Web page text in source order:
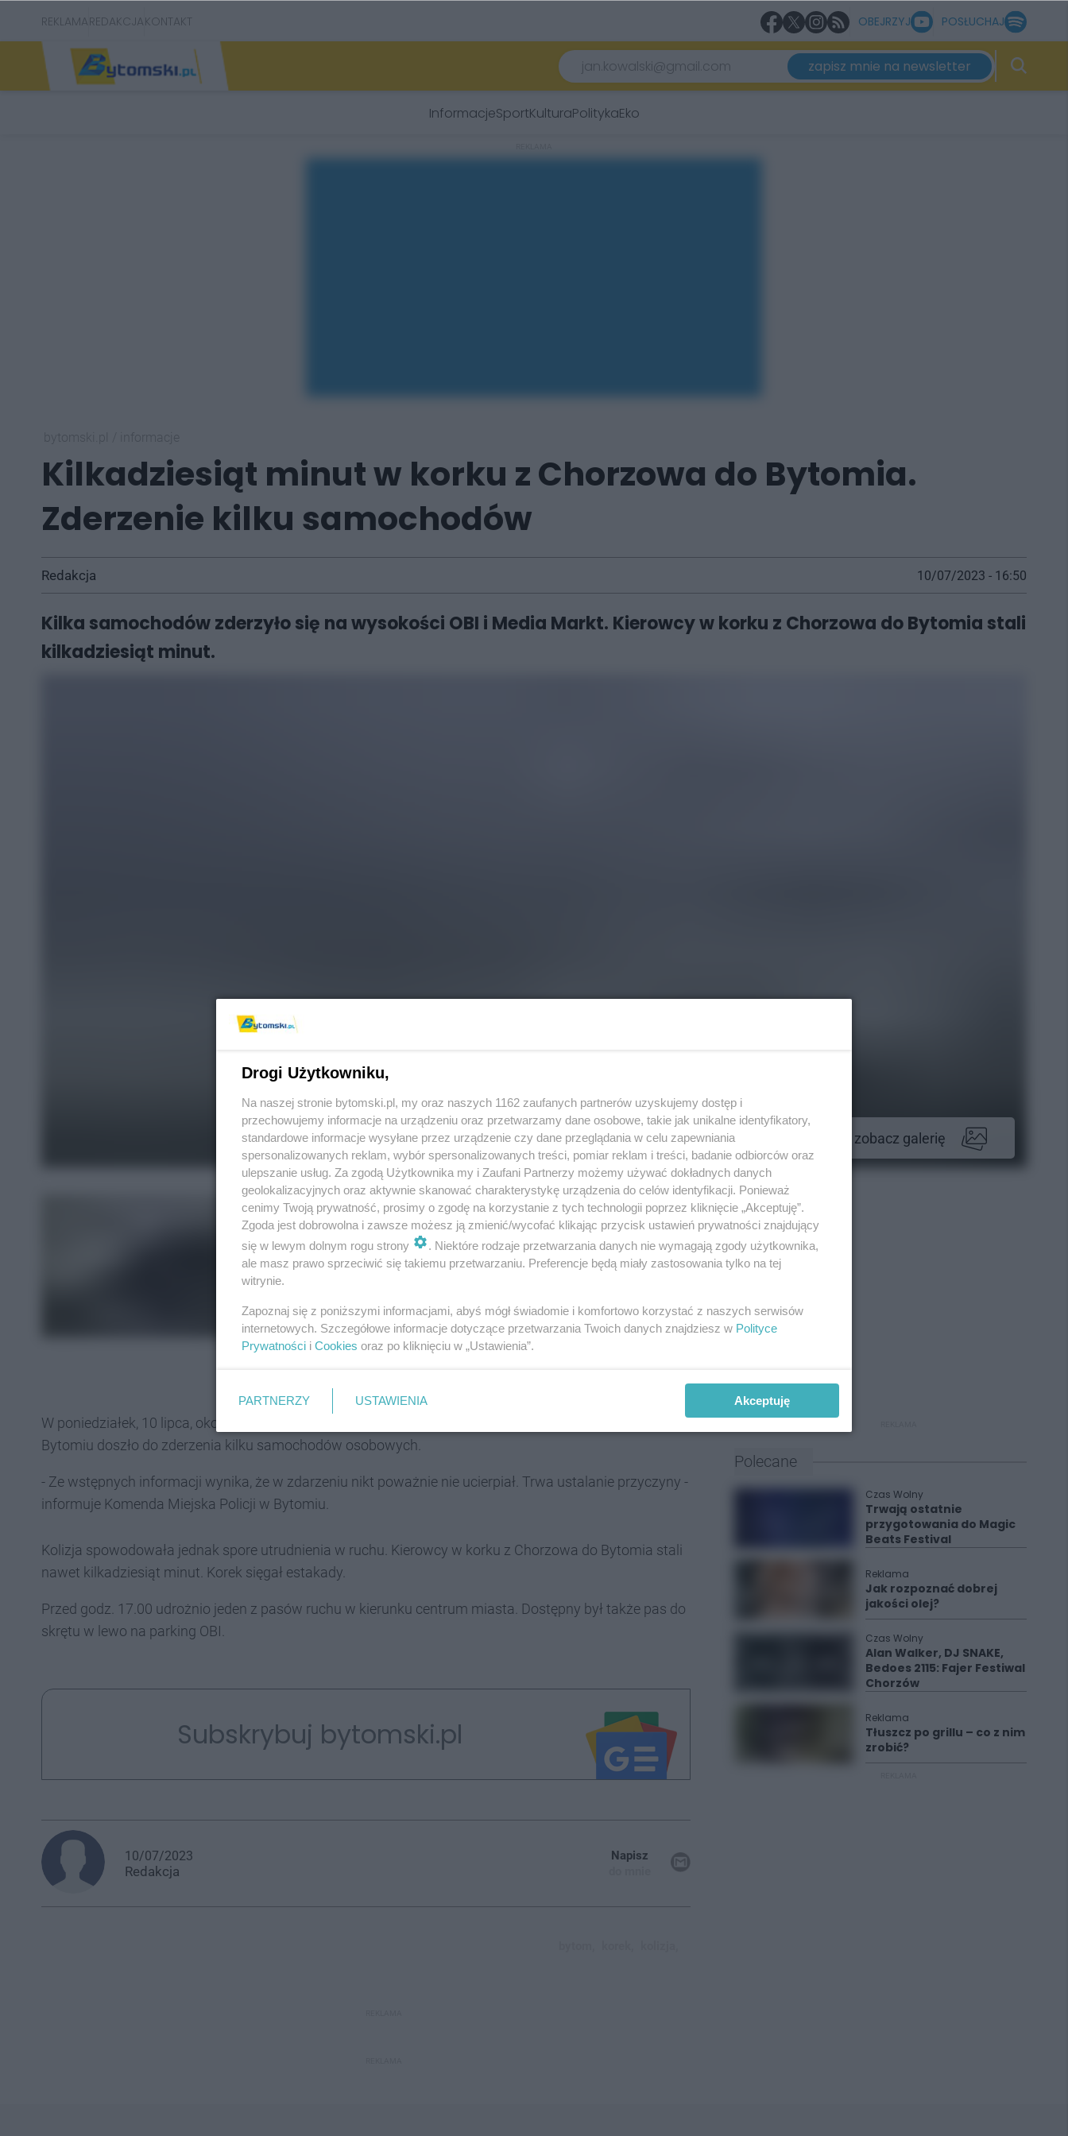
REKLAMAREDAKCJAKONTAKT OBEJRZYJ POSŁUCHAJ
zapisz mnie na newsletter
InformacjeSportKulturaPolitykaEko
Kilkadziesiąt minut w korku z Chorzowa do Bytomia.
Zderzenie kilku samochodów
Redakcja 10/07/2023 - 16:50
Kilka samochodów zderzyło się na wysokości OBI i Media Markt. Kierowcy w korku z Chorzowa do Bytomia stali
kilkadziesiąt minut.
zobacz galerię
W poniedziałek, 10 lipca, około godz. 16.00 na wysokości OBI i Media Markt przy ul. Chorzowskiej w
Bytomiu doszło do zderzenia kilku samochodów osobowych.
- Ze wstępnych informacji wynika, że w zdarzeniu nikt poważnie nie ucierpiał. Trwa ustalanie przyczyny -
informuje Komenda Miejska Policji w Bytomiu.
Kolizja spowodowała jednak spore utrudnienia w ruchu. Kierowcy w korku z Chorzowa do Bytomia stali
nawet kilkadziesiąt minut. Korek sięgał estakady.
Przed godz. 17.00 udrożnio jeden z pasów ruchu w kierunku centrum miasta. Dostępny był także pas do
skrętu w lewo na parking OBI.
Subskrybuj bytomski.pl
10/07/2023
Redakcja
Napisz
Polecane
Czas Wolny
Trwają ostatnie
przygotowania do Magic
Beats Festival
Reklama
Jak rozpoznać dobrej
jakości olej?
Czas Wolny
Alan Walker, DJ SNAKE,
Bedoes 2115: Fajer Festiwal
Chorzów
Reklama
Tłuszcz po grillu – co z nim
zrobić?
Drogi Użytkowniku,
Na naszej stronie bytomski.pl, my oraz naszych 1162 zaufanych partnerów uzyskujemy dostęp i
przechowujemy informacje na urządzeniu oraz przetwarzamy dane osobowe, takie jak unikalne identyfikatory,
standardowe informacje wysyłane przez urządzenie czy dane przeglądania w celu zapewniania
spersonalizowanych reklam, wybór spersonalizowanych treści, pomiar reklam i treści, badanie odbiorców oraz
ulepszanie usług. Za zgodą Użytkownika my i Zaufani Partnerzy możemy używać dokładnych danych
geolokalizacyjnych oraz aktywnie skanować charakterystykę urządzenia do celów identyfikacji. Ponieważ
cenimy Twoją prywatność, prosimy o zgodę na korzystanie z tych technologii poprzez kliknięcie „Akceptuję”.
Zgoda jest dobrowolna i zawsze możesz ją zmienić/wycofać klikając przycisk ustawień prywatności znajdujący
się w lewym dolnym rogu strony
. Niektóre rodzaje przetwarzania danych nie wymagają zgody użytkownika,
ale masz prawo sprzeciwić się takiemu przetwarzaniu. Preferencje będą miały zastosowania tylko na tej
witrynie.
Zapoznaj się z poniższymi informacjami, abyś mógł świadomie i komfortowo korzystać z naszych serwisów
internetowych. Szczegółowe informacje dotyczące przetwarzania Twoich danych znajdziesz w Polityce
Prywatności i Cookies oraz po kliknięciu w „Ustawienia”.
PARTNERZY USTAWIENIA Akceptuję